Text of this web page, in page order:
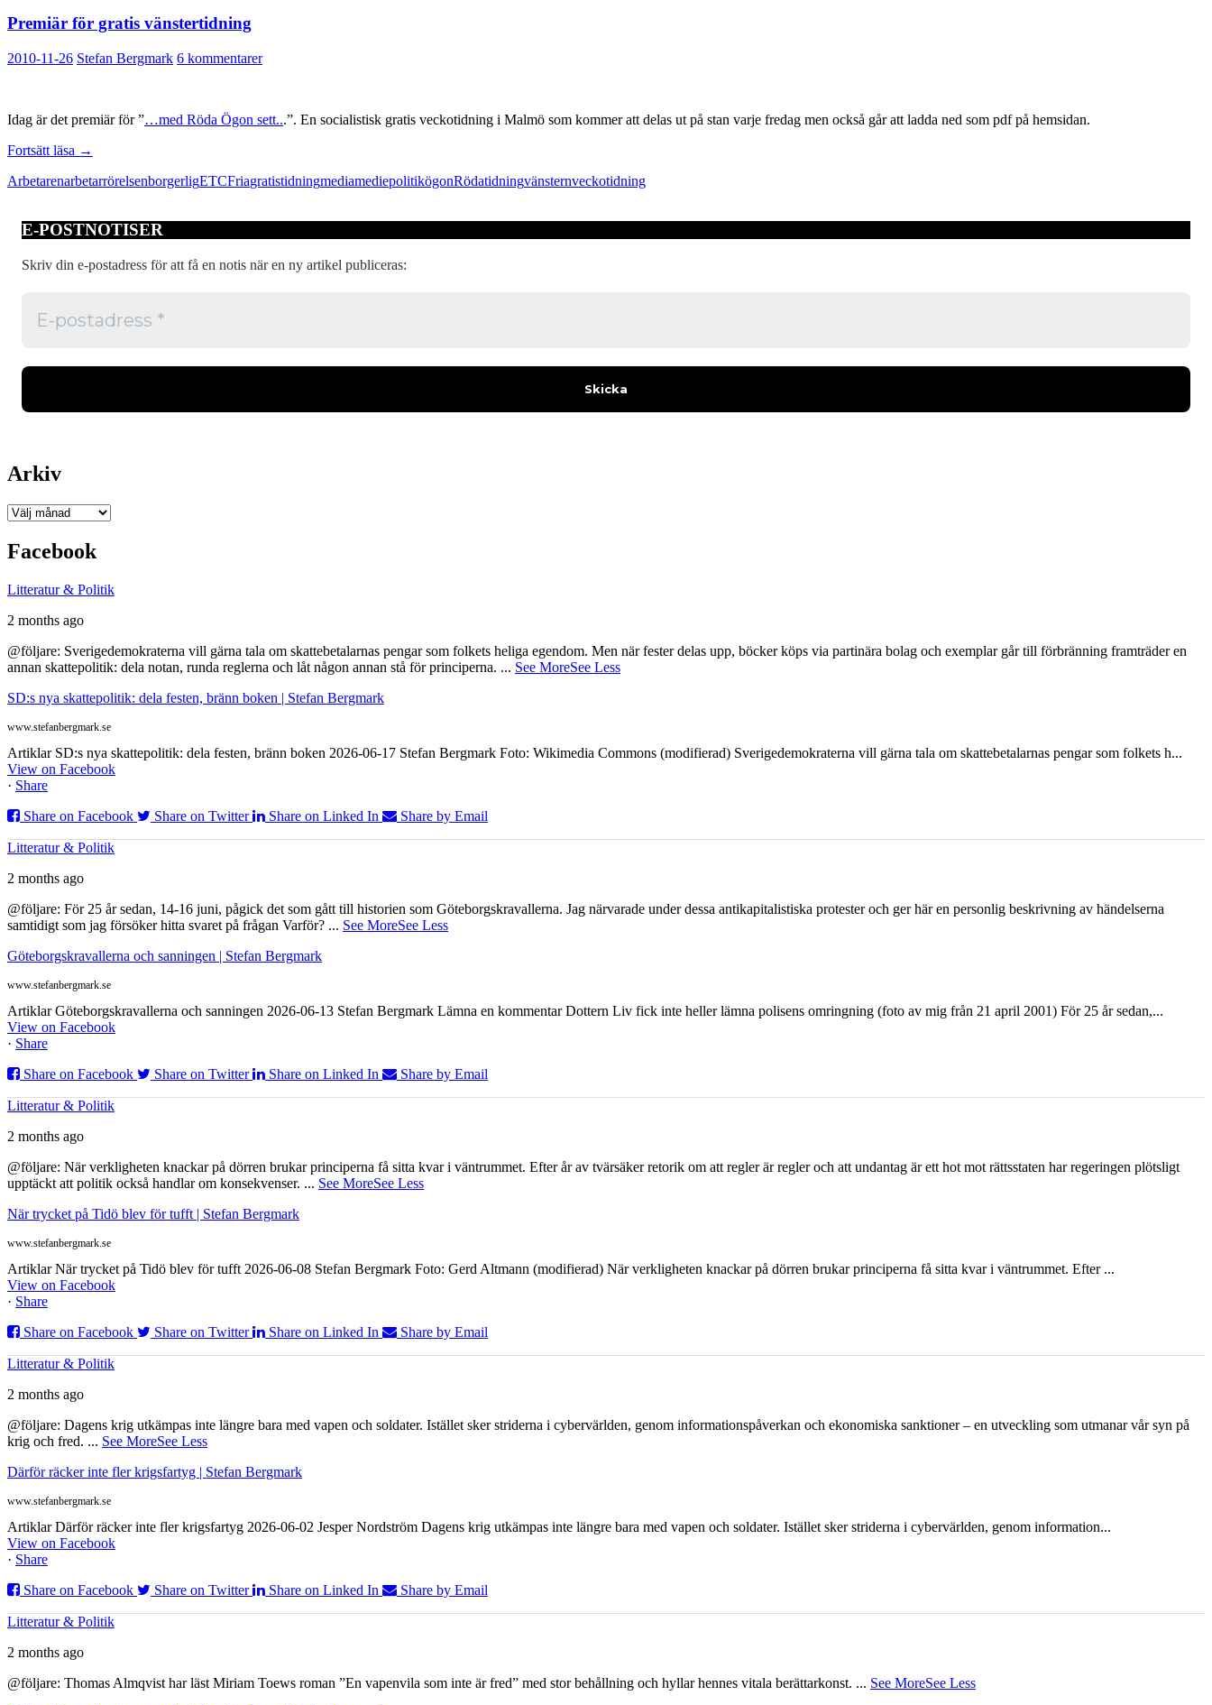
Premiär för gratis vänstertidning
2010-11-26 Stefan Bergmark 6 kommentarer
Idag är det premiär för ”…med Röda Ögon sett...”. En socialistisk gratis veckotidning i Malmö som kommer att delas ut på stan varje fredag men också går att ladda ned som pdf på hemsidan.
Fortsätt läsa Premiär
gratis
→
ArbetarenarbetarrörelsenborgerligETCFriagratistidningmediamediepolitikögonRödatidningvänsternveckotidning
E-POSTNOTISER
Skriv din e-postadress för att få en notis när en ny artikel publiceras:
Arkiv
Arkiv
Facebook
Litteratur & Politik
2 months ago
@följare: Sverigedemokraterna vill gärna tala om skattebetalarnas pengar som folkets heliga egendom. Men när fester delas upp, böcker köps via partinära bolag och exemplar går till förbränning framträder en
annan skattepolitik: dela notan, runda reglerna och låt någon annan stå för principerna. ... See MoreSee Less
SD:s nya skattepolitik: dela festen, bränn boken | Stefan Bergmark
www.stefanbergmark.se
Artiklar SD:s nya skattepolitik: dela festen, bränn boken 2026-06-17 Stefan Bergmark Foto: Wikimedia Commons (modifierad) Sverigedemokraterna vill gärna tala om skattebetalarnas pengar som folkets h...
View on Facebook
· Share
Share on Facebook
Share on Twitter Share on Linked In Share by Email
Litteratur & Politik
2 months ago
@följare: För 25 år sedan, 14-16 juni, pågick det som gått till historien som Göteborgskravallerna. Jag närvarade under dessa antikapitalistiska protester och ger här en personlig beskrivning av händelserna
samtidigt som jag försöker hitta svaret på frågan Varför? ... See MoreSee Less
Göteborgskravallerna och sanningen | Stefan Bergmark
www.stefanbergmark.se
Artiklar Göteborgskravallerna och sanningen 2026-06-13 Stefan Bergmark Lämna en kommentar Dottern Liv fick inte heller lämna polisens omringning (foto av mig från 21 april 2001) För 25 år sedan,...
View on Facebook
· Share
Share on Facebook
Share on Twitter Share on Linked In Share by Email
Litteratur & Politik
2 months ago
@följare: När verkligheten knackar på dörren brukar principerna få sitta kvar i väntrummet. Efter år av tvärsäker retorik om att regler är regler och att undantag är ett hot mot rättsstaten har regeringen plötsligt
upptäckt att politik också handlar om konsekvenser. ... See MoreSee Less
När trycket på Tidö blev för tufft | Stefan Bergmark
www.stefanbergmark.se
Artiklar När trycket på Tidö blev för tufft 2026-06-08 Stefan Bergmark Foto: Gerd Altmann (modifierad) När verkligheten knackar på dörren brukar principerna få sitta kvar i väntrummet. Efter ...
View on Facebook
· Share
Share on Facebook
Share on Twitter Share on Linked In Share by Email
Litteratur & Politik
2 months ago
@följare: Dagens krig utkämpas inte längre bara med vapen och soldater. Istället sker striderna i cybervärlden, genom informationspåverkan och ekonomiska sanktioner – en utveckling som utmanar vår syn på
krig och fred. ... See MoreSee Less
Därför räcker inte fler krigsfartyg | Stefan Bergmark
www.stefanbergmark.se
Artiklar Därför räcker inte fler krigsfartyg 2026-06-02 Jesper Nordström Dagens krig utkämpas inte längre bara med vapen och soldater. Istället sker striderna i cybervärlden, genom information...
View on Facebook
· Share
Share on Facebook
Share on Twitter Share on Linked In Share by Email
Litteratur & Politik
2 months ago
@följare: Thomas Almqvist har läst Miriam Toews roman ”En vapenvila som inte är fred” med stor behållning och hyllar hennes vitala berättarkonst. ... See MoreSee Less